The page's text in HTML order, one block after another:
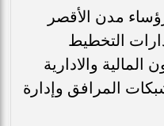
مدن الأقصر
التخطيط
والادارية
المرافق وإدارة